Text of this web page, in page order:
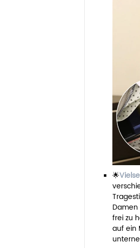
🌟
frei zu
auf ein